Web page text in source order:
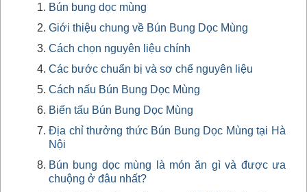
Bún bung dọc mùng
Giới thiệu chung về Bún Bung Dọc Mùng
Cách chọn nguyên liệu chính
Các bước chuẩn bị và sơ chế nguyên liệu
Cách nấu Bún Bung Dọc Mùng
Biến tấu Bún Bung Dọc Mùng
Địa chỉ thưởng thức Bún Bung Dọc Mùng tại Hà
Nội
Bún bung dọc mùng là món ăn gì và được ưa
chuộng ở đâu nhất?